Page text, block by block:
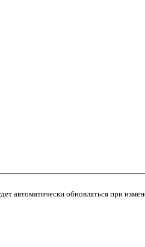
автоматически обновляться при